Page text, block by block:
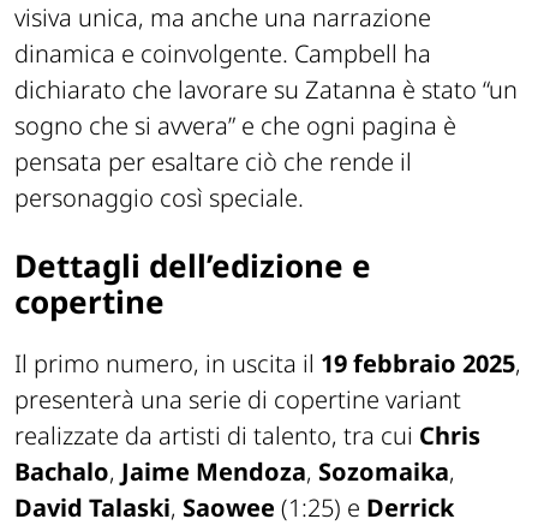
visiva unica, ma anche una narrazione
dinamica e coinvolgente. Campbell ha
dichiarato che lavorare su Zatanna è stato “un
sogno che si avvera” e che ogni pagina è
pensata per esaltare ciò che rende il
personaggio così speciale.
Dettagli dell’edizione e
copertine
Il primo numero, in uscita il 19 febbraio 2025,
presenterà una serie di copertine variant
realizzate da artisti di talento, tra cui Chris
Bachalo, Jaime Mendoza, Sozomaika,
David Talaski, Saowee (1:25) e Derrick